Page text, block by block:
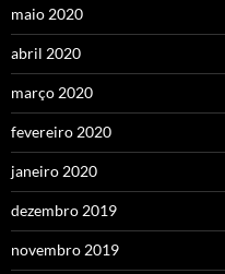
maio 2020
abril 2020
março 2020
fevereiro 2020
janeiro 2020
dezembro 2019
novembro 2019